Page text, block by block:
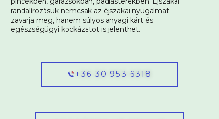
randalírozásuk nemcsak az éjszakai nyugalmat
zavarja meg, hanem súlyos anyagi kárt és
egészségügyi kockázatot is jelenthet.
+36 30 953 6318